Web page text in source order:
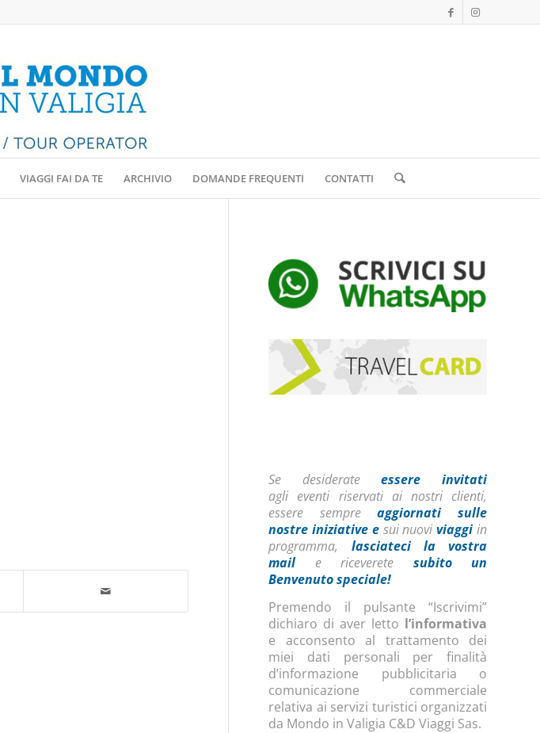
VIAGGI FAI DA TE ARCHIVIO DOMANDE FREQUENTI CONTATTI
Se desiderateessere invitati
agli eventi riservati ai nostri clienti,
essere sempreaggiornati sulle
nostre iniziative esui nuoviviaggi in
programma, lasciateci la vostra
mail e riceverete subito un
Benvenuto speciale!
Premendo il pulsante “Iscrivimi”
dichiaro di aver letto l’informativa
e acconsento al trattamento dei
miei dati personali per finalità
d’informazione pubblicitaria o
comunicazione commerciale
relativa ai servizi turistici organizzati
da Mondo in Valigia C&D Viaggi Sas.